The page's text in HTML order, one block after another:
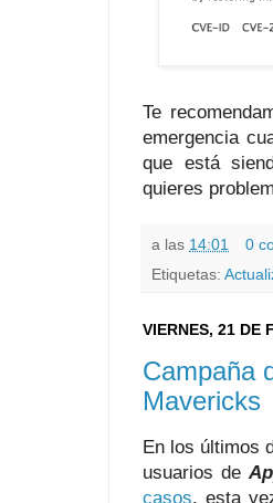
Te
emergencia
que está
quieres
a las 14:01
0
Etiquetas:
VIERNES, 21 DE
Campaña
Mavericks
En los últimos
usuarios de
casos, esta